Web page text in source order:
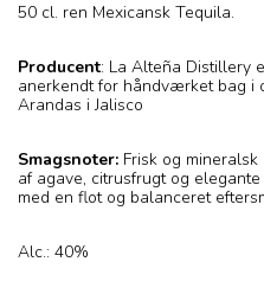
50 cl. ren Mexicansk Tequila.
Producent: La Alteña Distillery
anerkendt for håndværket bag i
Arandas i Jalisco
Smagsnoter: Frisk og
af agave, citrusfrugt og
med en flot og balanceret
Alc.: 40%